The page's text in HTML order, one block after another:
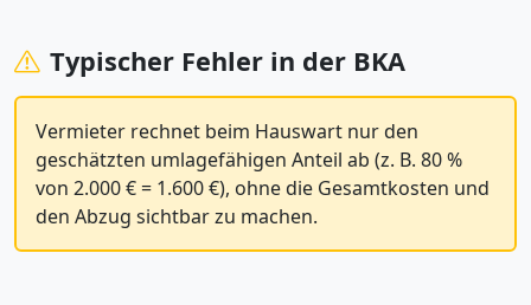
Typischer Fehler in der BKA
Vermieter rechnet beim Hauswart nur den
geschätzten umlagefähigen Anteil ab (z. B. 80 %
von 2.000 € = 1.600 €), ohne die Gesamtkosten und
den Abzug sichtbar zu machen.